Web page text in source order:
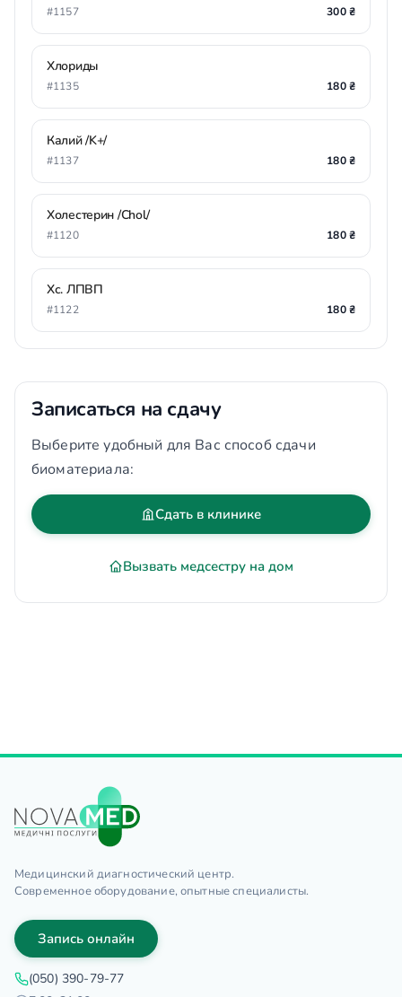
#1157 300 ₴
Хлориды
#1135 180 ₴
Калий /K+/
#1137 180 ₴
Холестерин /Chol/
#1120 180 ₴
Хс. ЛПВП
#1122 180 ₴
Записаться на сдачу
Выберите удобный для Вас способ сдачи
биоматериала:
Сдать в клинике
Вызвать медсестру на дом
Медицинский диагностический центр.
Современное оборудование, опытные специалисты.
Запись онлайн
(050) 390-79-77